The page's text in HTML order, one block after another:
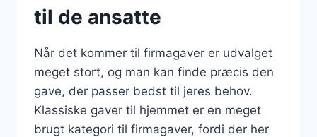
til de ansatte
Når det kommer til firmagaver er udvalget
meget stort, og man kan finde præcis den
gave, der passer bedst til jeres behov.
Klassiske gaver til hjemmet er en meget
brugt kategori til firmagaver, fordi der her